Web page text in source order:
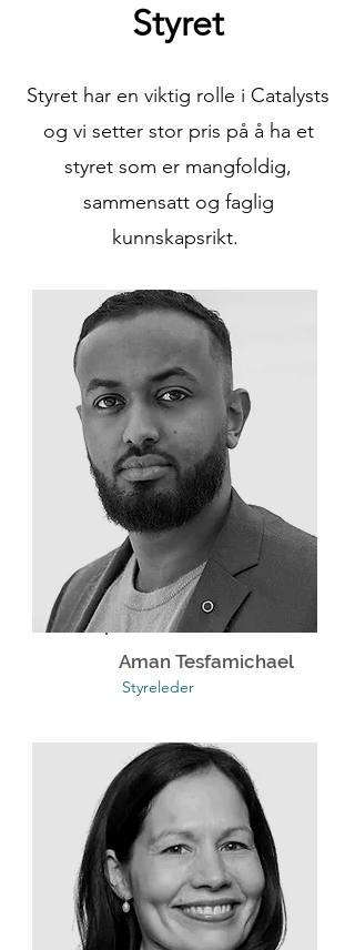
Styret
Styret har en viktig rolle i Catalysts
og vi setter stor pris på å ha et
styret som er mangfoldig,
sammensatt og faglig
kunnskapsrikt.
Aman Tesfamichael
Styreleder